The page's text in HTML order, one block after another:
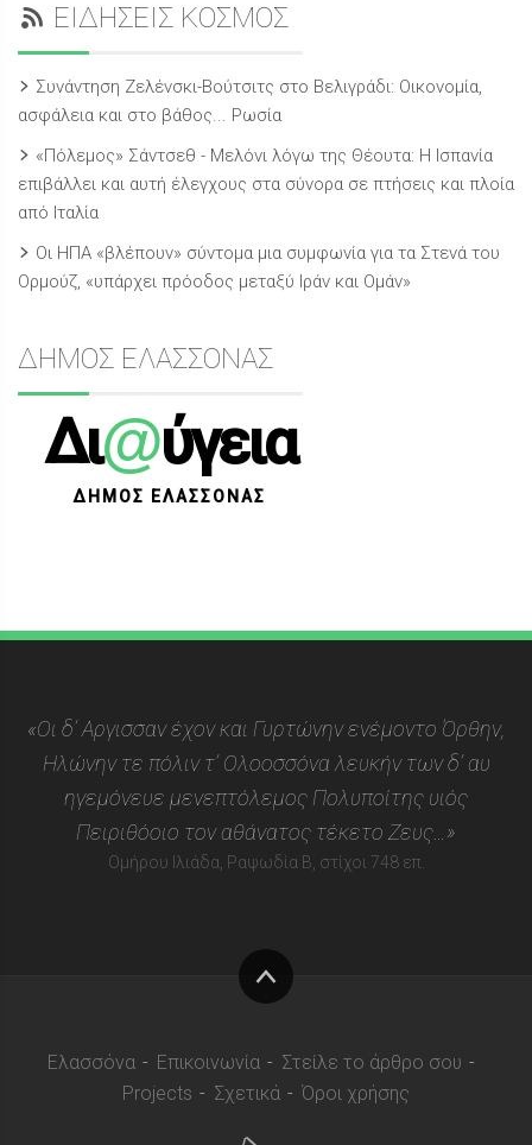
ΕΙΔΗΣΕΙΣ ΚΟΣΜΟΣ
Συνάντηση Ζελένσκι-Βούτσιτς στο Βελιγράδι: Οικονομία,
ασφάλεια και στο βάθος... Ρωσία
«Πόλεμος» Σάντσεθ - Μελόνι λόγω της Θέουτα: Η Ισπανία
επιβάλλει και αυτή έλεγχους στα σύνορα σε πτήσεις και πλοία
από Ιταλία
Οι ΗΠΑ «βλέπουν» σύντομα μια συμφωνία για τα Στενά του
Ορμούζ, «υπάρχει πρόοδος μεταξύ Ιράν και Ομάν»
ΔΗΜΟΣ ΕΛΑΣΣΟΝΑΣ
Δι@ύγεια
ΔΗΜΟΣ ΕΛΑΣΣΟΝΑΣ
«Οι δ’ Αργισσαν έχον και Γυρτώνην ενέμοντο Όρθην,
Ηλώνην τε πόλιν τ’ Ολοοσσόνα λευκήν των δ’ αυ
ηγεμόνευε μενεπτόλεμος Πολυποίτης υιός
Πειριθόοιο τον αθάνατος τέκετο Ζευς…»
Ομήρου Ιλιάδα, Ραψωδία Β, στίχοι 748 επ.
Ελασσόνα Επικοινωνία
Στείλε το άρθρο σου
Projects
Σχετικά Όροι χρήσης